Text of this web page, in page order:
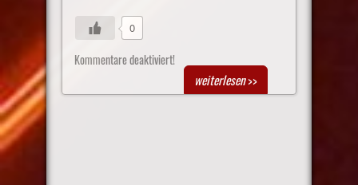
0
Kommentare deaktiviert!
weiterlesen>>